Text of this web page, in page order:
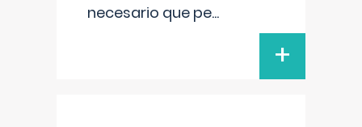
necesario que pe...
+